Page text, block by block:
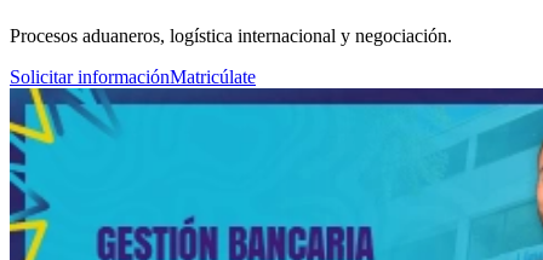
Procesos aduaneros, logística internacional y negociación.
Solicitar informaciónMatricúlate